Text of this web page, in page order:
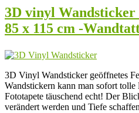
3D vinyl Wandsticker
85 x 115 cm -
3D Vinyl Wandsticker geöffnetes
Wandstickern kann man sofort
Fototapete täuschend echt! Der
verändert werden und Tiefe